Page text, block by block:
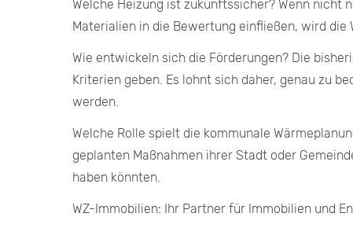
Welche Heizung ist zukunftssicher? Wenn nicht
Materialien in die Bewertung einfließen, wird
Wie entwickeln sich die Förderungen? Die
Kriterien geben. Es lohnt sich daher, genau zu
werden.
Welche Rolle spielt die kommunale
geplanten Maßnahmen ihrer Stadt oder
haben könnten.
WZ-Immobilien: Ihr Partner für Immobilien und